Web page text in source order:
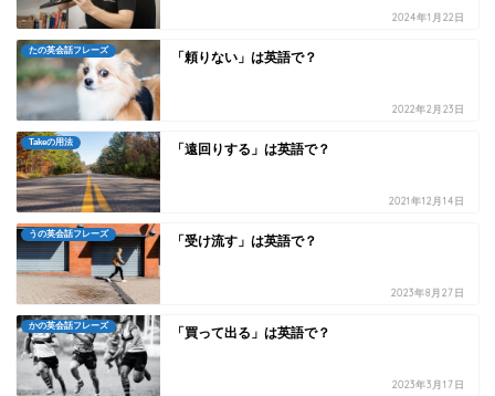
2024年1月22日
たの英会話フレーズ 「頼りない」は英語で？
2022年2月23日
Takeの用法 「遠回りする」は英語で？
2021年12月14日
うの英会話フレーズ 「受け流す」は英語で？
2023年8月27日
かの英会話フレーズ 「買って出る」は英語で？
2023年3月17日